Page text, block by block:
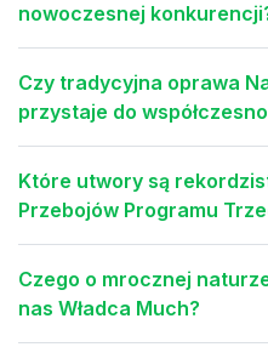
nowoczesnej
Czy tradycyjna oprawa
przystaje do
Które utwory są
Przebojów Programu
Czego o mrocznej
nas Władca Much?